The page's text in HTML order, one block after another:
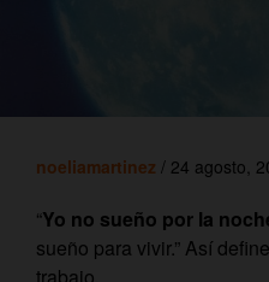
noeliamartinez / 24 agosto,
“Yo no sueño por la
sueño para vivir.” Así